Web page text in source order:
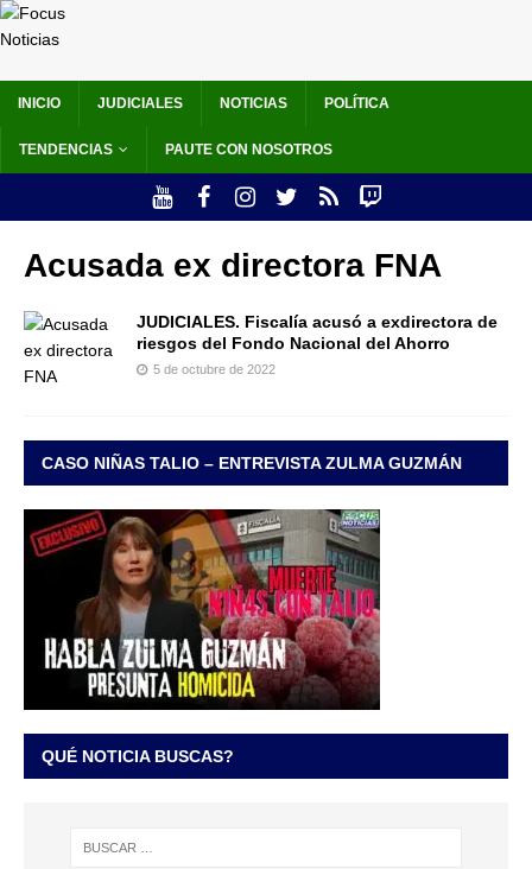
INICIO JUDICIALES NOTICIAS POLÍTICA
TENDENCIAS PAUTE CON NOSOTROS
Acusada ex directora FNA
JUDICIALES. Fiscalía acusó a exdirectora de
riesgos del Fondo Nacional del Ahorro
5 de octubre de 2022
CASO NIÑAS TALIO – ENTREVISTA ZULMA GUZMÁN
QUÉ NOTICIA BUSCAS?